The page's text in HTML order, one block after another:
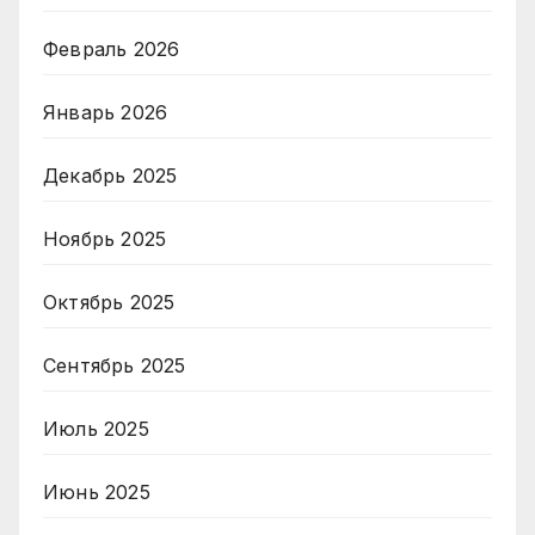
Февраль 2026
Январь 2026
Декабрь 2025
Ноябрь 2025
Октябрь 2025
Сентябрь 2025
Июль 2025
Июнь 2025